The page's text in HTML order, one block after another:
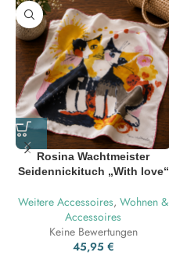
Rosina Wachtmeister
Seidennickituch „With love“
Weitere Accessoires, Wohnen &
Accessoires
Keine Bewertungen
45,95 €